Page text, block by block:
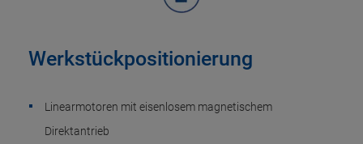
Werkstückpositionierung
Linearmotoren mit eisenlosem magnetischem
Direktantrieb